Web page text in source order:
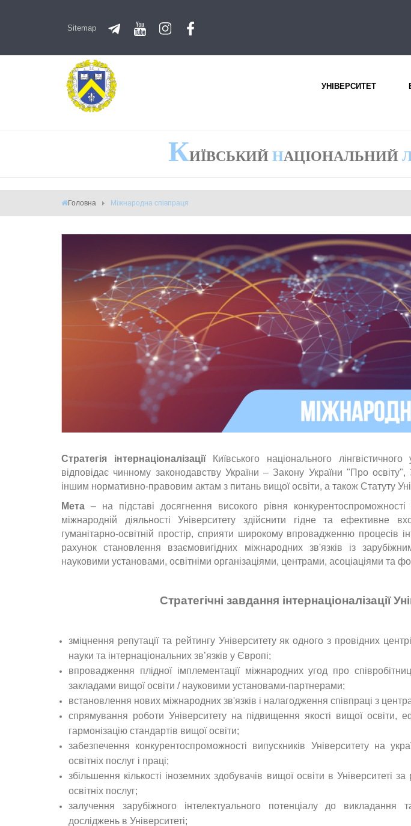
Sitemap
УНІВЕРСИТЕТ
КИЇВСЬКИЙ НАЦІОНАЛЬНИЙ
Головна Міжнародна співпраця
Стратегія інтернаціоналізаціїКиївського національного
відповідає чинному законодавству України – Закону України "Про
іншим нормативно-правовим актам з питань вищої освіти, а також Статуту
Мета – на підставі досягнення високого рівня конкурентоспроможності
міжнародній діяльності Університету здійснити гідне та ефективне
гуманітарно-освітній простір, сприяти широкому впровадженню процесів
рахунок становлення взаємовигідних міжнародних зв'язків із
науковими установами, освітніми організаціями, центрами, асоціаціями та
Стратегічні завдання інтернаціоналізації
зміцнення репутації та рейтингу Університету як одного з провідних
науки та інтернаціональних зв’язків у Європі;
впровадження плідної імплементації міжнародних угод про
закладами вищої освіти / науковими установами-партнерами;
встановлення нових міжнародних зв'язків і налагодження співпраці з
спрямування роботи Університету на підвищення якості вищої освіти,
гармонізацію стандартів вищої освіти;
забезпечення конкурентоспроможності випускників Університету на
освітніх послуг і праці;
збільшення кількості іноземних здобувачів вищої освіти в Університеті
освітніх послуг;
залучення зарубіжного інтелектуального потенціалу до викладання
досліджень в Університеті;